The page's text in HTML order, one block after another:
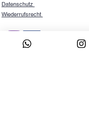
Datenschutz
Wiederrufsrecht